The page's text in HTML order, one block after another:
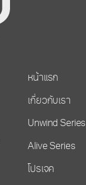
หน้าแรก
เกี่ยวกับเรา
Unwind Series
Alive Series
โปรเจค